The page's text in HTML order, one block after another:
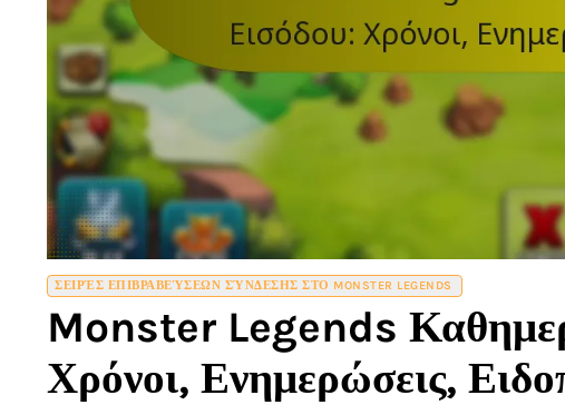
ΣΕΙΡΈΣ ΕΠΙΒΡΑΒΕΎΣΕΩΝ ΣΎΝΔΕΣΗΣ ΣΤΟ MONSTER LEGENDS
Monster Legends
Χρόνοι, Ενημερώσεις,